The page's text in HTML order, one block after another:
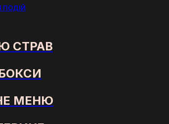
ПОДІЙ
СТРАВ
МЕНЮ